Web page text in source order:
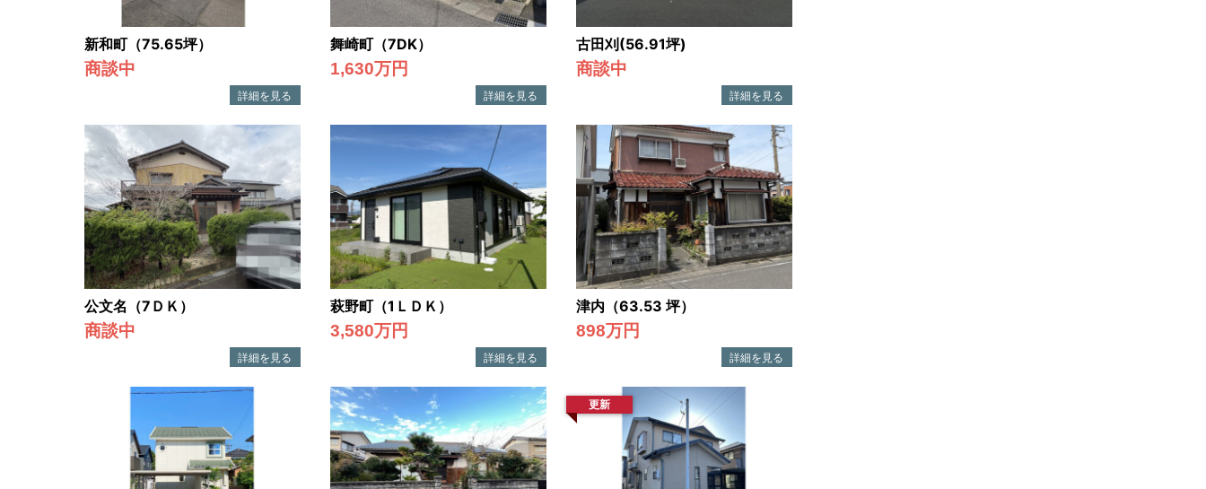
探
し
際
は
ぜ
ひ
ハ
ウ
ス
サ
ー
新和町（75.65坪）
商談中
舞崎町（7DK）
1,630万円
古田刈(56.91坪)
商談中
公文名（7ＤＫ）
商談中
萩野町（1ＬＤＫ）
3,580万円
津内（63.53 坪）
898万円
更新